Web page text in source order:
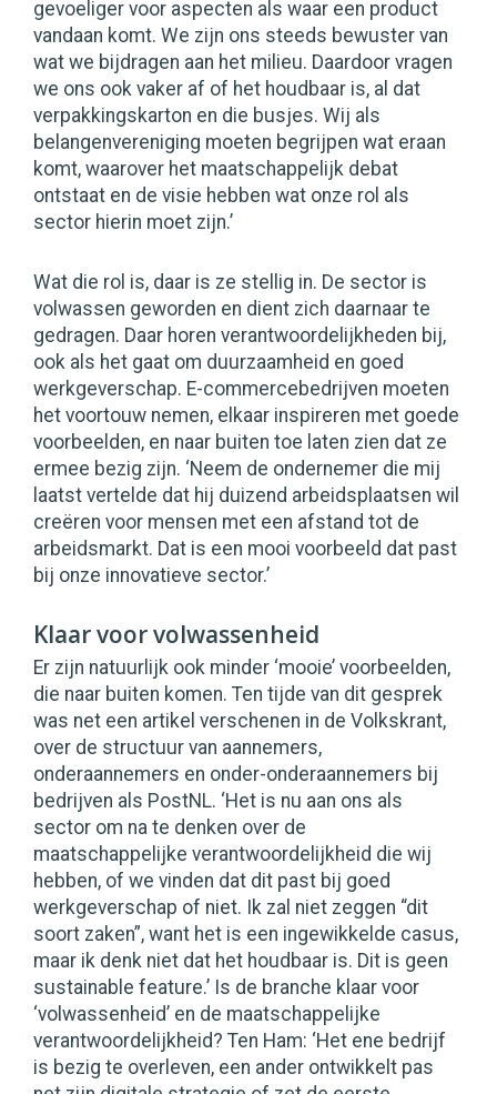
gevoeliger voor aspecten als waar een product
vandaan komt. We zijn ons steeds bewuster van
wat we bijdragen aan het milieu. Daardoor vragen
we ons ook vaker af of het houdbaar is, al dat
verpakkingskarton en die busjes. Wij als
belangenvereniging moeten begrijpen wat eraan
komt, waarover het maatschappelijk debat
ontstaat en de visie hebben wat onze rol als
sector hierin moet zijn.’
Wat die rol is, daar is ze stellig in. De sector is
volwassen geworden en dient zich daarnaar te
gedragen. Daar horen verantwoordelijkheden bij,
ook als het gaat om duurzaamheid en goed
werkgeverschap. E-commercebedrijven moeten
het voortouw nemen, elkaar inspireren met goede
voorbeelden, en naar buiten toe laten zien dat ze
ermee bezig zijn. ‘Neem de ondernemer die mij
laatst vertelde dat hij duizend arbeidsplaatsen wil
creëren voor mensen met een afstand tot de
arbeidsmarkt. Dat is een mooi voorbeeld dat past
bij onze innovatieve sector.’
Klaar voor volwassenheid
Er zijn natuurlijk ook minder ‘mooie’ voorbeelden,
die naar buiten komen. Ten tijde van dit gesprek
was net een artikel verschenen in de Volkskrant,
over de structuur van aannemers,
onderaannemers en onder-onderaannemers bij
bedrijven als PostNL. ‘Het is nu aan ons als
sector om na te denken over de
maatschappelijke verantwoordelijkheid die wij
hebben, of we vinden dat dit past bij goed
werkgeverschap of niet. Ik zal niet zeggen “dit
soort zaken”, want het is een ingewikkelde casus,
maar ik denk niet dat het houdbaar is. Dit is geen
sustainable feature.’ Is de branche klaar voor
‘volwassenheid’ en de maatschappelijke
verantwoordelijkheid? Ten Ham: ‘Het ene bedrijf
is bezig te overleven, een ander ontwikkelt pas